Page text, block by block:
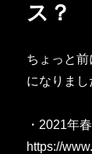
ス？
ちょっと
になりまし
・2021年
https://